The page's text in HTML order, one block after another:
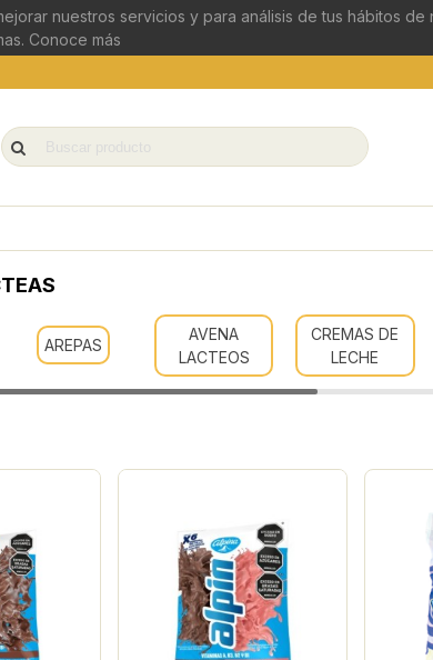
nuestros servicios y para análisis de tus hábitos de
Conoce más
AREPAS
AVENA
LACTEOS
CREMAS DE
LECHE